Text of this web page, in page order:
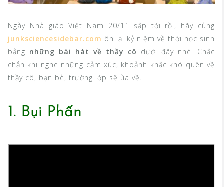
Ngày Nhà giáo Việt Nam 20/11 sắp tới rồi, hãy cùng
junksciencesidebar.com ôn lại kỷ niệm về thời học sinh
bằng những bài hát về thầy cô dưới đây nhé! Chắc
chắn khi nghe những cảm xúc, khoảnh khắc khó quên về
thầy cô, bạn bè, trường lớp sẽ ùa về.
1. Bụi Phấn